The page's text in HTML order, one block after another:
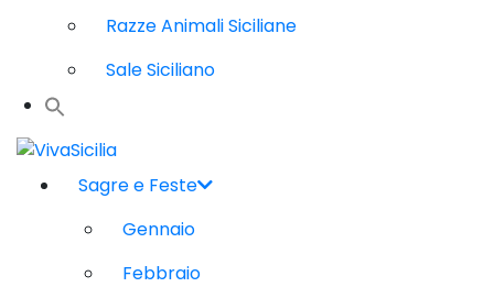
Razze Animali Siciliane
Sale Siciliano
Sagre e Feste
Gennaio
Febbraio